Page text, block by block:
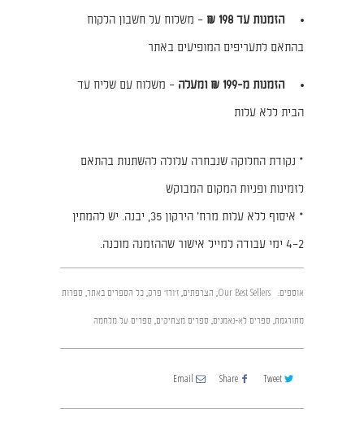
הזמנות עד 198 ₪
– משלוח על חשבון הלקוח
בהתאם לתעריפים המופיעים באתר
הזמנות מ-199 ₪ ומעלה
– משלוח עם שליח עד
הבית ללא עלות
* נקודת החלוקה שנבחרה עלולה להשתנות בהתאם
לזמינות ופניות המקום המבוקש
* איסוף ללא עלות מרח׳ הירקון 35, יבנה. יש להמתין
2–4 ימי עבודה למייל אישור שההזמנה מוכנה.
אוספים: Our Best Sellers
, הצרפתים, ז'ורז' פרק, כל הספרים באתר, ספרות
מתורגמת, ספרים לא-נאמנים, ספרים מצחיקים, ספרים על מלחמה
Tweet
Share
Email